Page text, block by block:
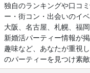
独自のランキングや口コ
ー・街コン・出会いのイ
大阪、名古屋、札幌、福
新婚活パーティー情報が
趣味など、あなたが重視
のパーティーを見つけ素